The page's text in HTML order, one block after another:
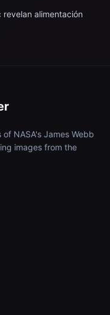
revelan alimentación
NASA's James Webb
images from the